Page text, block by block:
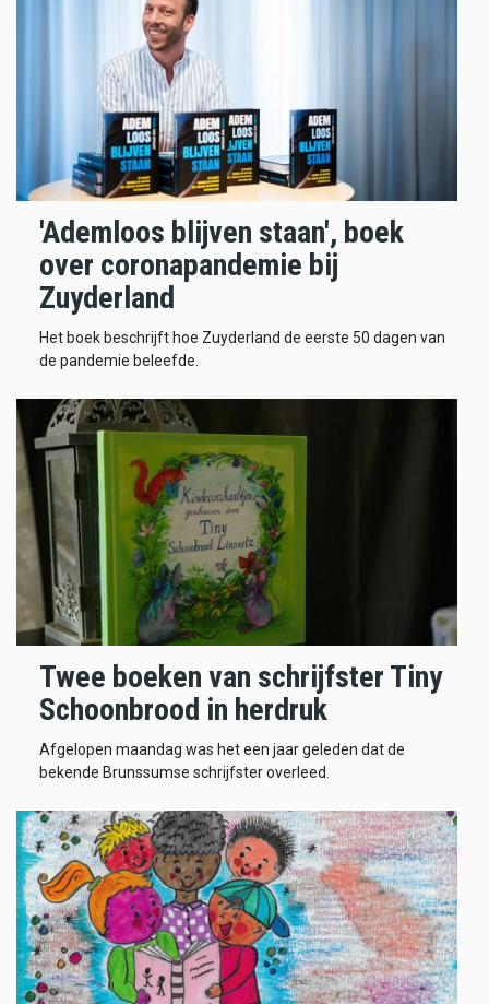
'Ademloos blijven staan', boek
over coronapandemie bij
Zuyderland
Het boek beschrijft hoe Zuyderland de eerste 50 dagen van
de pandemie beleefde.
Twee boeken van schrijfster Tiny
Schoonbrood in herdruk
Afgelopen maandag was het een jaar geleden dat de
bekende Brunssumse schrijfster overleed.